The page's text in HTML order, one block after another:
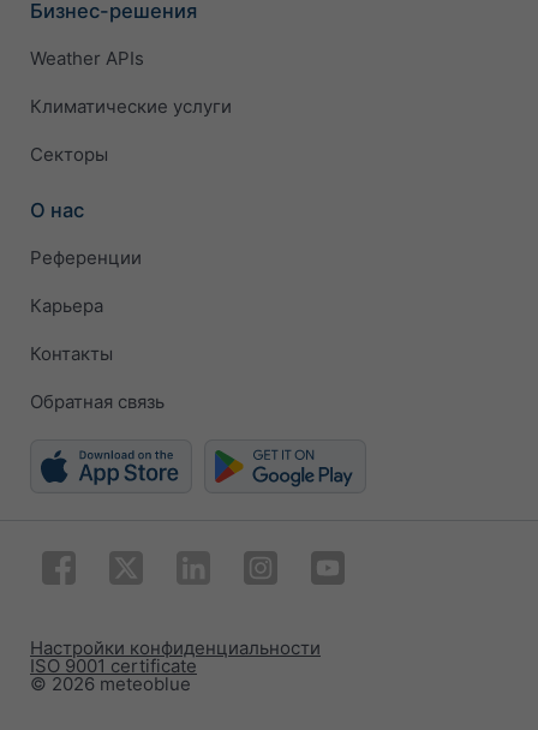
Бизнес-решения
Weather APIs
Климатические услуги
Секторы
О нас
Референции
Карьера
Контакты
Обратная связь
© 2026 meteoblue
ISO 9001 certificate
Настройки конфиденциальности